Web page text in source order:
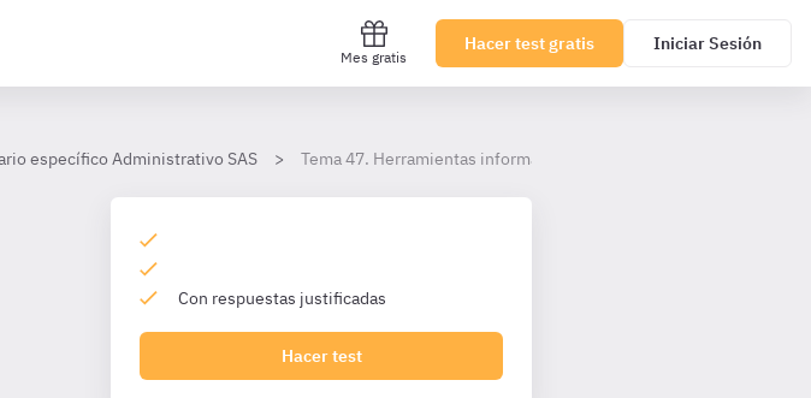
Mes gratis
Hacer test gratis Iniciar Sesión
específico Administrativo SAS Tema 47. Herramientas informáticas.
Con respuestas justificadas
Hacer test